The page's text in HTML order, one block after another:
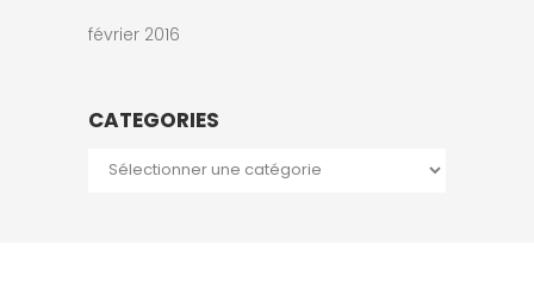
février 2016
CATEGORIES
Categories